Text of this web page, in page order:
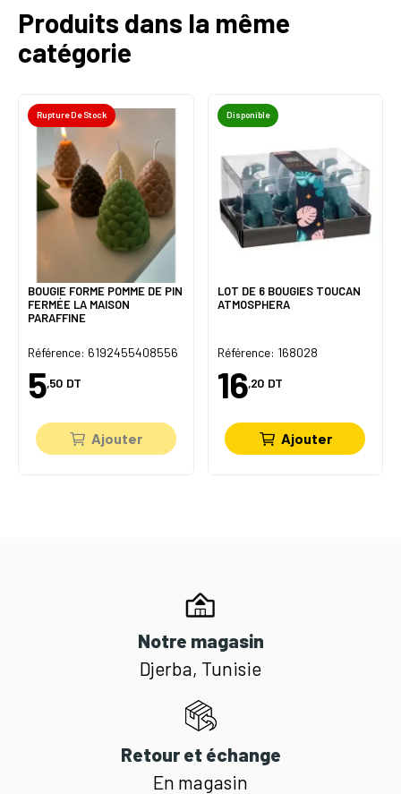
Produits dans la même
catégorie
Rupture De Stock
BOUGIE FORME POMME DE PIN
FERMÉE LA MAISON
PARAFFINE
Référence: 6192455408556
5,50 DT
Ajouter
Disponible
LOT DE 6 BOUGIES TOUCAN
ATMOSPHERA
Référence: 168028
16,20 DT
Ajouter
Notre magasin
Djerba, Tunisie
Retour et échange
En magasin